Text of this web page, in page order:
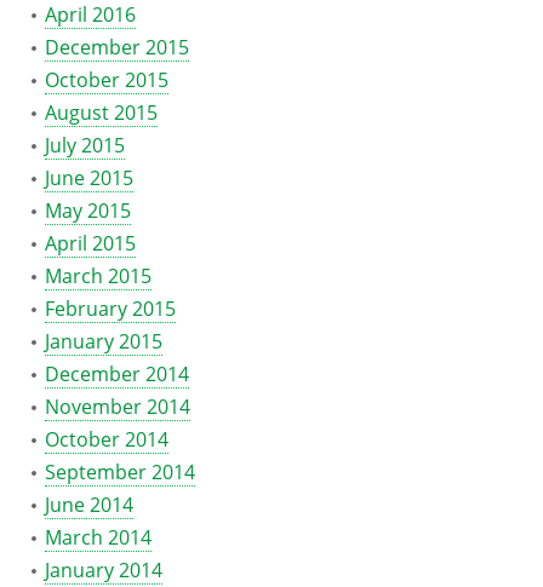
April 2016
December 2015
October 2015
August 2015
July 2015
June 2015
May 2015
April 2015
March 2015
February 2015
January 2015
December 2014
November 2014
October 2014
September 2014
June 2014
March 2014
January 2014